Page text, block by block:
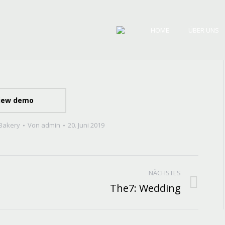
demo
Von admin 20. Juni 2019
NÄCHSTES
The7: Wedding